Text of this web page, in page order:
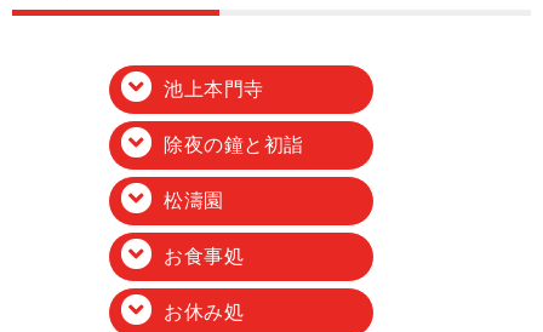
池上本門寺
除夜の鐘と初詣
松濤園
お食事処
お休み処